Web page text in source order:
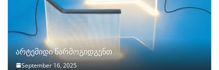
არტემიდი წარმოგიდგენთ
September 16, 2025